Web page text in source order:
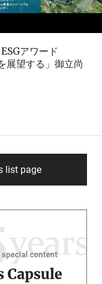
アワード
展望する」御立尚
list page